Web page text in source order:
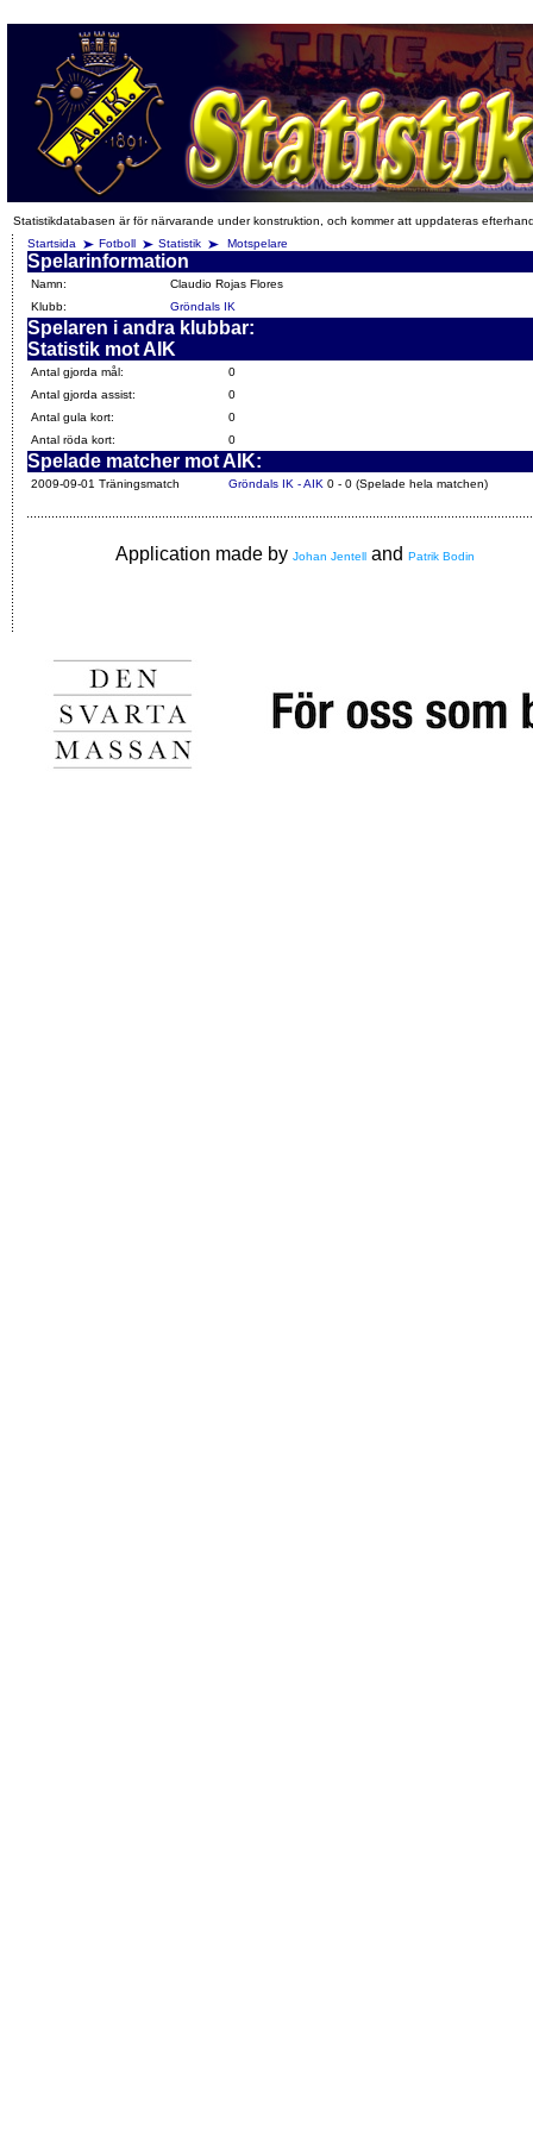
Statistikdatabasen är för närvarande under konstruktion, och kommer att uppdateras
Startsida
Fotboll Statistik Motspelare
Spelarinformation
Namn:
Claudio Rojas Flores
Klubb:
Gröndals IK
Spelaren i andra klubbar:
Statistik mot AIK
Antal gjorda mål:
0
Antal gjorda assist:
0
Antal gula kort:
0
Antal röda kort:
0
Spelade matcher mot AIK:
2009-09-01 Träningsmatch Gröndals IK - AIK 0 - 0 (Spelade hela matchen)
Application made by Johan Jentell and Patrik Bodin